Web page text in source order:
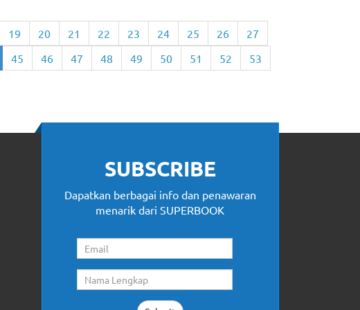
19 20 21 22 23 24 25 26
27
45 46 47 48 49 50 51 52 53
SUBSCRIBE
Dapatkan berbagai info dan penawaran
menarik dari SUPERBOOK